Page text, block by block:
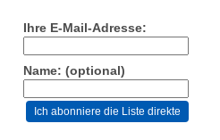
Ihre E-Mail-Adresse:
Name: (optional)